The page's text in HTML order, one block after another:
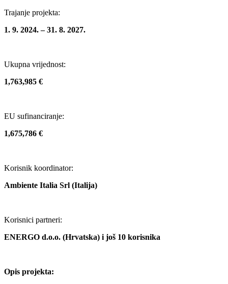
Trajanje projekta:
1. 9. 2024. – 31. 8. 2027.
Ukupna vrijednost:
1,763,985 €
EU sufinanciranje:
1,675,786 €
Korisnik koordinator:
Ambiente Italia Srl (Italija)
Korisnici partneri:
ENERGO d.o.o. (Hrvatska) i još 10 korisnika
Opis projekta: